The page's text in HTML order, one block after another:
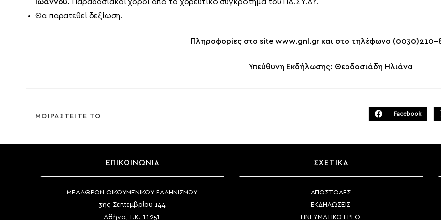
Ιωάννου. Παραδοσιακοί χοροί από το χορευτικό συγκρότημα του ΠΑ.ΣΥ.ΔΥ.
Θα παρατεθεί δεξίωση.
Πληροφορίες στο site www.gnl.gr και στο τηλέφωνο (0030)210-
Υπεύθυνη Εκδήλωσης: Θεοδοσιάδη Ηλιάνα
ΜΟΙΡΑΣΤΕΙΤΕ ΤΟ
Opens
window
Facebook
ΕΠΙΚΟΙΝΩΝΙΑ
ΜΕΛΑΘΡΟΝ ΟΙΚΟΥΜΕΝΙΚΟΥ ΕΛΛΗΝΙΣΜΟΥ
3ης Σεπτεμβρίου 144
Αθήνα, Τ.Κ. 11251
ΣΧΕΤΙΚΑ
ΑΠΟΣΤΟΛΕΣ
ΕΚΔΗΛΩΣΕΙΣ
ΠΝΕΥΜΑΤΙΚΟ ΕΡΓΟ